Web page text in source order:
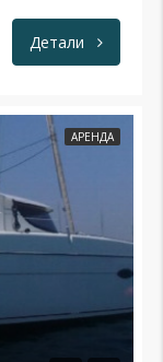
Детали
АРЕНДА